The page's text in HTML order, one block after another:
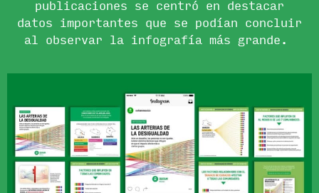
publicaciones se centró en destacar
datos importantes que se podían concluir
al observar la infografía más grande.